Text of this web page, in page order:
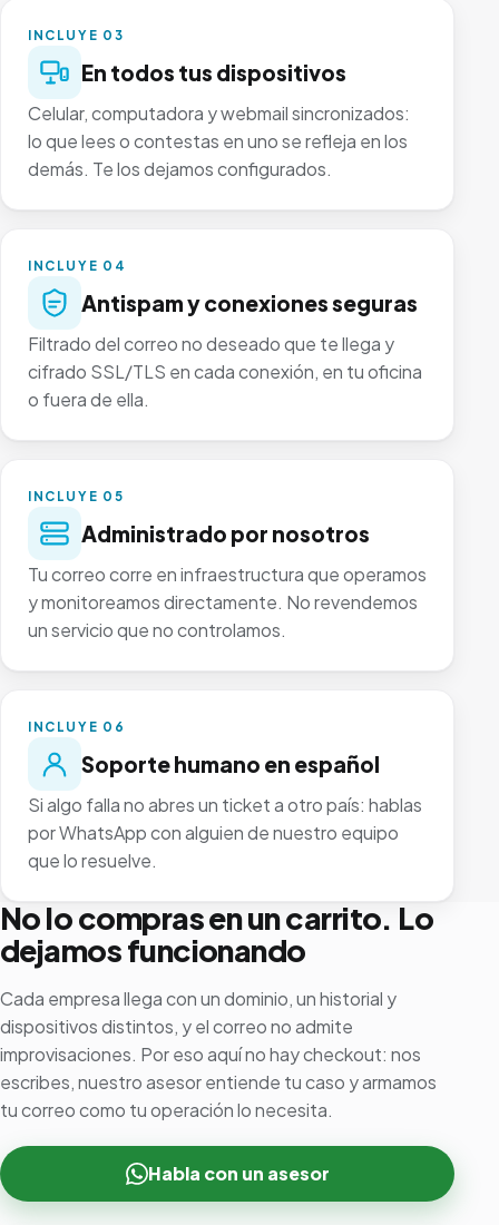
INCLUYE 03
En todos tus dispositivos
Celular, computadora y webmail sincronizados:
lo que lees o contestas en uno se refleja en los
demás. Te los dejamos configurados.
INCLUYE 04
Antispam y conexiones seguras
Filtrado del correo no deseado que te llega y
cifrado SSL/TLS en cada conexión, en tu oficina
o fuera de ella.
INCLUYE 05
Administrado por nosotros
Tu correo corre en infraestructura que operamos
y monitoreamos directamente. No revendemos
un servicio que no controlamos.
INCLUYE 06
Soporte humano en español
Si algo falla no abres un ticket a otro país: hablas
por WhatsApp con alguien de nuestro equipo
que lo resuelve.
No lo compras en un carrito. Lo
dejamos funcionando
Cada empresa llega con un dominio, un historial y
dispositivos distintos, y el correo no admite
improvisaciones. Por eso aquí no hay checkout: nos
escribes, nuestro asesor entiende tu caso y armamos
tu correo como tu operación lo necesita.
Habla con un asesor